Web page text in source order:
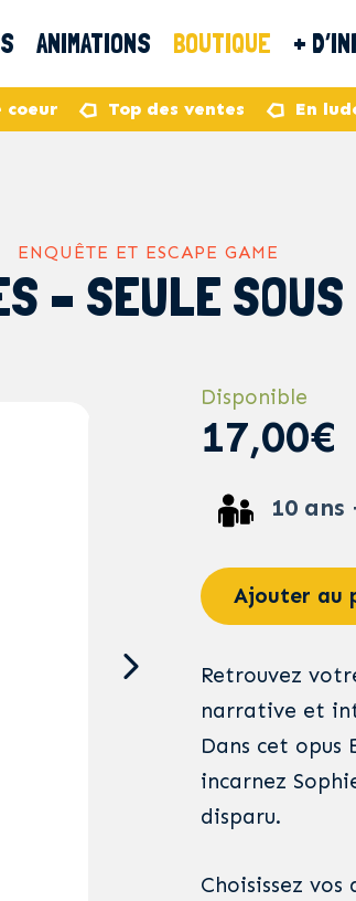
ANIMATIONS BOUTIQUE +
coeur Top des ventes En
ENQUÊTE ET ESCAPE GAME
– SEULE
Disponible
17,00€
10 ans
Ajouter au
Retrouvez
narrative et
Dans cet opus
incarnez
disparu.
Choisissez